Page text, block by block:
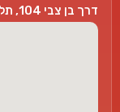
דרך בן צבי 104, תל אביב-יפו